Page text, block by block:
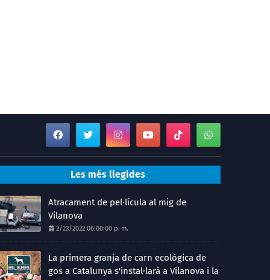
Les més llegides
Atracament de pel·lícula al mig de
Vilanova
2/23/2022 06:00:00 p. m.
La primera granja de carn ecològica de
gos a Catalunya s'instal·larà a Vilanova i la